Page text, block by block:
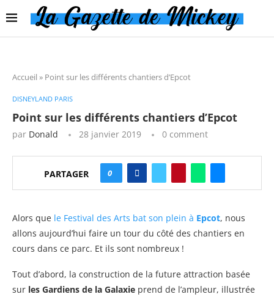
Accueil » Point sur les différents chantiers d’Epcot
DISNEYLAND PARIS
Point sur les différents chantiers d’Epcot
par Donald 28 janvier 2019 0 comment
PARTAGER 0
Alors que le Festival des Arts bat son plein à Epcot, nous
allons aujourd’hui faire un tour du côté des chantiers en
cours dans ce parc. Et ils sont nombreux !
Tout d’abord, la construction de la future attraction basée
sur les Gardiens de la Galaxie prend de l’ampleur, illustrée